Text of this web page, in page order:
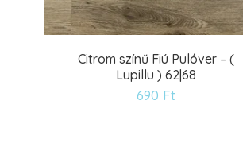
Citrom színű Fiú Pulóver – (
Lupillu ) 62|68
690 Ft